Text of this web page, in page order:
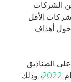
الشركات
الأقل
حول أهداف
الصناديق
2022، وذلك